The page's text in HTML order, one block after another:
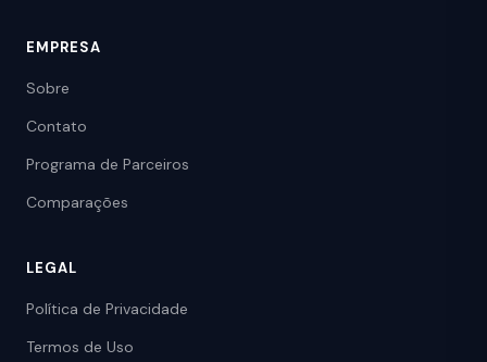
EMPRESA
Sobre
Contato
Programa de Parceiros
Comparações
LEGAL
Política de Privacidade
Termos de Uso